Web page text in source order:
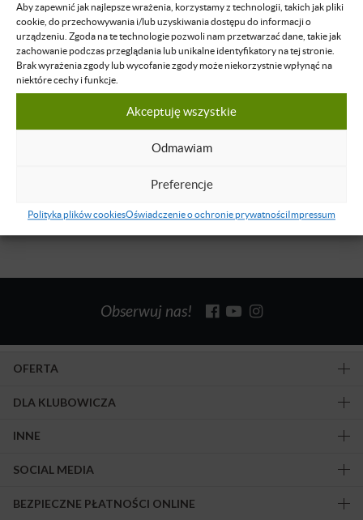
Aby zapewnić jak najlepsze wrażenia, korzystamy z technologii, takich jak pliki
cookie, do przechowywania i/lub uzyskiwania dostępu do informacji o
urządzeniu. Zgoda na te technologie pozwoli nam przetwarzać dane, takie jak
zachowanie podczas przeglądania lub unikalne identyfikatory na tej stronie.
Brak wyrażenia zgody lub wycofanie zgody może niekorzystnie wpłynąć na
niektóre cechy i funkcje.
Akceptuję wszystkie
Odmawiam
Preferencje
Polityka plików cookiesOświadczenie o ochronie prywatnościImpressum
Sylwester Sałasiński
Franczyza - czy warto korzystać z
cudzych koncepcji biznesu?
POLSKI 22 STY 2022
Obserwuj nas!
OFERTA
DLA KLUBOWICZA
INNE
SOCIAL MEDIA
BEZPIECZNE PŁATNOŚCI ONLINE